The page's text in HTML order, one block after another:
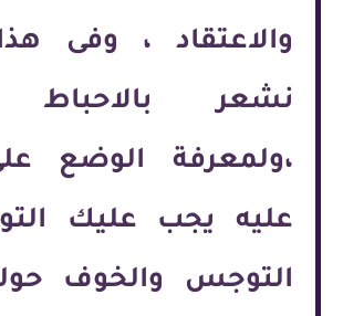
والاعتقاد ، وفى
نشعر بالاحباط
،ولمعرفة الوضع
عليه يجب عليك
التوجس والخوف